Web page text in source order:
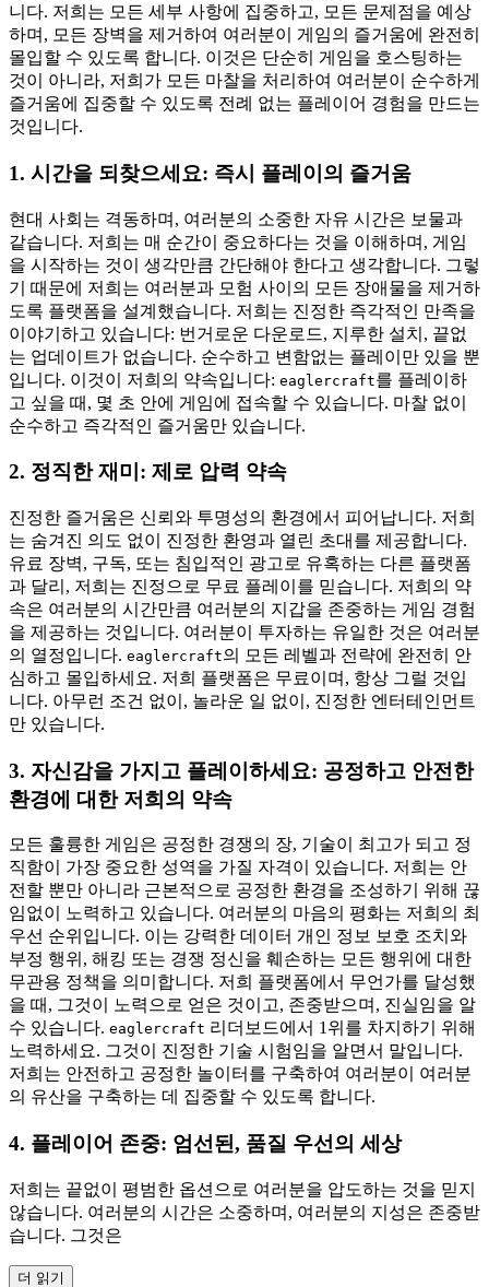
니다. 저희는 모든 세부 사항에 집중하고, 모든 문제점을 예상
하며, 모든 장벽을 제거하여 여러분이 게임의 즐거움에 완전히
몰입할 수 있도록 합니다. 이것은 단순히 게임을 호스팅하는
것이 아니라, 저희가 모든 마찰을 처리하여 여러분이 순수하게
즐거움에 집중할 수 있도록 전례 없는 플레이어 경험을 만드는
것입니다.
1. 시간을 되찾으세요: 즉시 플레이의 즐거움
현대 사회는 격동하며, 여러분의 소중한 자유 시간은 보물과
같습니다. 저희는 매 순간이 중요하다는 것을 이해하며, 게임
을 시작하는 것이 생각만큼 간단해야 한다고 생각합니다. 그렇
기 때문에 저희는 여러분과 모험 사이의 모든 장애물을 제거하
도록 플랫폼을 설계했습니다. 저희는 진정한 즉각적인 만족을
이야기하고 있습니다: 번거로운 다운로드, 지루한 설치, 끝없
는 업데이트가 없습니다. 순수하고 변함없는 플레이만 있을 뿐
입니다. 이것이 저희의 약속입니다: eaglercraft를 플레이하
고 싶을 때, 몇 초 안에 게임에 접속할 수 있습니다. 마찰 없이
순수하고 즉각적인 즐거움만 있습니다.
2. 정직한 재미: 제로 압력 약속
진정한 즐거움은 신뢰와 투명성의 환경에서 피어납니다. 저희
는 숨겨진 의도 없이 진정한 환영과 열린 초대를 제공합니다.
유료 장벽, 구독, 또는 침입적인 광고로 유혹하는 다른 플랫폼
과 달리, 저희는 진정으로 무료 플레이를 믿습니다. 저희의 약
속은 여러분의 시간만큼 여러분의 지갑을 존중하는 게임 경험
을 제공하는 것입니다. 여러분이 투자하는 유일한 것은 여러분
의 열정입니다. eaglercraft의 모든 레벨과 전략에 완전히 안
심하고 몰입하세요. 저희 플랫폼은 무료이며, 항상 그럴 것입
니다. 아무런 조건 없이, 놀라운 일 없이, 진정한 엔터테인먼트
만 있습니다.
3. 자신감을 가지고 플레이하세요: 공정하고 안전한
환경에 대한 저희의 약속
모든 훌륭한 게임은 공정한 경쟁의 장, 기술이 최고가 되고 정
직함이 가장 중요한 성역을 가질 자격이 있습니다. 저희는 안
전할 뿐만 아니라 근본적으로 공정한 환경을 조성하기 위해 끊
임없이 노력하고 있습니다. 여러분의 마음의 평화는 저희의 최
우선 순위입니다. 이는 강력한 데이터 개인 정보 보호 조치와
부정 행위, 해킹 또는 경쟁 정신을 훼손하는 모든 행위에 대한
무관용 정책을 의미합니다. 저희 플랫폼에서 무언가를 달성했
을 때, 그것이 노력으로 얻은 것이고, 존중받으며, 진실임을 알
수 있습니다. eaglercraft 리더보드에서 1위를 차지하기 위해
노력하세요. 그것이 진정한 기술 시험임을 알면서 말입니다.
저희는 안전하고 공정한 놀이터를 구축하여 여러분이 여러분
의 유산을 구축하는 데 집중할 수 있도록 합니다.
4. 플레이어 존중: 엄선된, 품질 우선의 세상
저희는 끝없이 평범한 옵션으로 여러분을 압도하는 것을 믿지
않습니다. 여러분의 시간은 소중하며, 여러분의 지성은 존중받
습니다. 그것은
더 읽기